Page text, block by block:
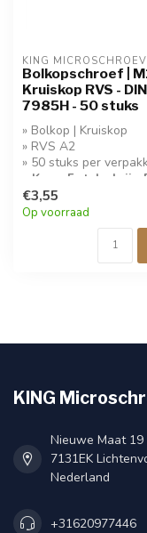
KING
Bolkopschroef |
Kruiskop RVS - DIN
7985H - 50 stuks
» Bolkop | Kruiskop
» RVS A2
» 50 stuks per
» Koop 5 stuks krijg
korting!
€3,55
Op voorraad
KING
Nieuwe Maat 19
7131EK
Nederland
+31620977446